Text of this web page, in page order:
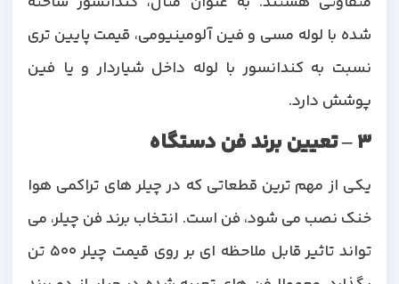
شده با لوله مسی و فین آلومینیومی، قیمت پایین تری
نسبت به کندانسور با لوله داخل شیاردار و یا فین
پوشش دارد.
3 – تعیین برند فن دستگاه
یکی از مهم ترین قطعاتی که در چیلر های تراکمی هوا
خنک نصب می شود، فن است. انتخاب برند فن چیلر، می
تواند تاثیر قابل ملاحظه ای بر روی قیمت چیلر 500 تن